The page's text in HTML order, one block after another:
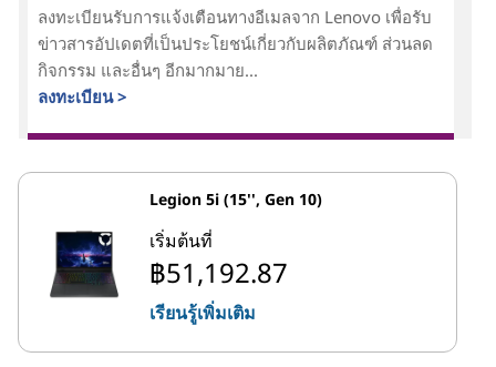
ลงทะเบียนรับการแจ้งเตือนทางอีเมลจาก Lenovo เพื่อรับ
ข่าวสารอัปเดตที่เป็นประโยชน์เกี่ยวกับผลิตภัณฑ์ ส่วนลด
กิจกรรม และอื่นๆ อีกมากมาย...
ลงทะเบียน >
Legion 5i (15'', Gen 10)
เริ่มต้นที่
฿51,192.87
เรียนรู้เพิ่มเติม